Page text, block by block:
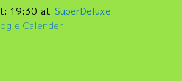
19:30
SuperDeluxe
Calender